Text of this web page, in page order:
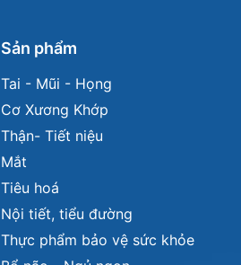
Sản phẩm
Tai - Mũi - Họng
Cơ Xương Khớp
Thận- Tiết niệu
Mắt
Tiêu hoá
Nội tiết, tiểu đường
Thực phẩm bảo vệ sức khỏe